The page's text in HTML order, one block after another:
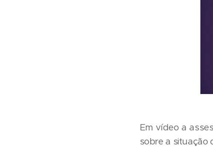
Em vídeo a
sobre a situação